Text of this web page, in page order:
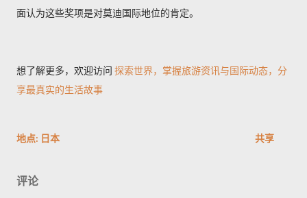
面认为这些奖项是对莫迪国际地位的肯定。
想了解更多，欢迎访问 探索世界，掌握旅游资讯与国际动态，分
享最真实的生活故事
地点: 日本 共享
评论